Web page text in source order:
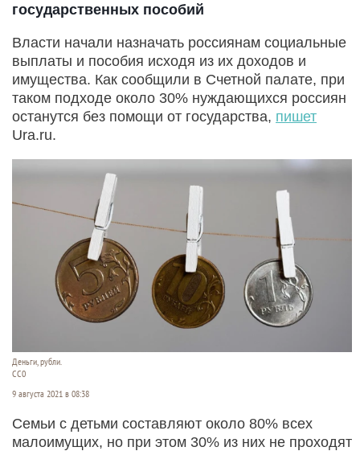
государственных пособий
Власти начали назначать россиянам социальные
выплаты и пособия исходя из их доходов и
имущества. Как сообщили в Счетной палате, при
таком подходе около 30% нуждающихся россиян
останутся без помощи от государства, пишет
Ura.ru.
Деньги, рубли.
CC0
9 августа 2021 в 08:38
Семьи с детьми составляют около 80% всех
малоимущих, но при этом 30% из них не проходят